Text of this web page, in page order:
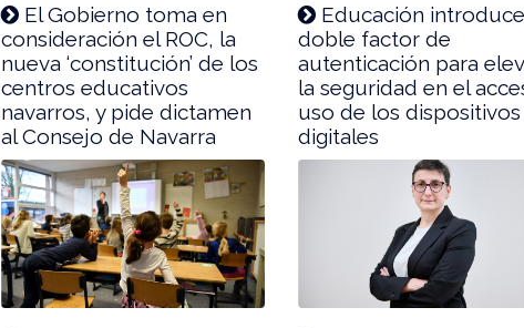
El Gobierno toma en
consideración el ROC, la
nueva ‘constitución’ de los
centros educativos
navarros, y pide dictamen
al Consejo de Navarra
Educación
doble factor de
autenticación para
la seguridad en el
uso de los dispositivos
digitales